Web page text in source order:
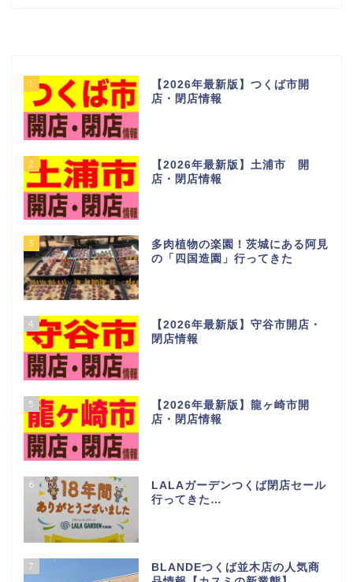
1
【2026年最新版】つくば市開
店・閉店情報
2
【2026年最新版】土浦市 開
店・閉店情報
3
多肉植物の楽園！茨城にある阿見
の「四国造園」行ってきた
4
【2026年最新版】守谷市開店・
閉店情報